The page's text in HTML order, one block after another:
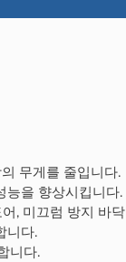
무게를 줄입니다.
능을 향상시킵니다.
, 미끄럼 방지 바
니다.
니다.